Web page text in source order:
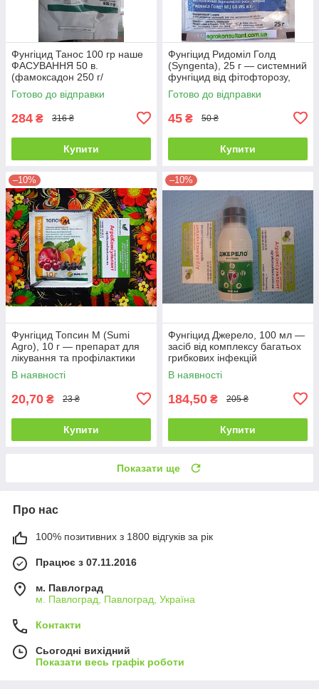
Фунгіцид Танос 100 гр наше
ФАСУВАННЯ 50 в.
(фамоксадон 250 г/
л+цимоксаніл 250 г/л)
системний препарат для
Готово до відправки
284 ₴ 316 ₴
Купити
Фунгіцид Ридоміл Голд
(Syngenta), 25 г — системний
фунгіцид від фітофторозу,
мілдью і несправжньої
борошнистої роси
Готово до відправки
45 ₴ 50 ₴
Купити
–10%
Фунгіцид Топсин М (Sumi
Agro), 10 г — препарат для
лікування та профілактики
моніліозу, борошнистої роси,
парші
В наявності
20,70 ₴ 23 ₴
Купити
–10%
Фунгіцид Джерело, 100 мл —
засіб від комплексу багатьох
грибкових інфекцій
В наявності
184,50 ₴ 205 ₴
Купити
Показати ще
Про нас
100% позитивних з 1800 відгуків за рік
Працює з 07.11.2016
м. Павлоград
м. Павлоград, Павлоград, Україна
Контакти
Сьогодні вихідний
Показати весь графік роботи